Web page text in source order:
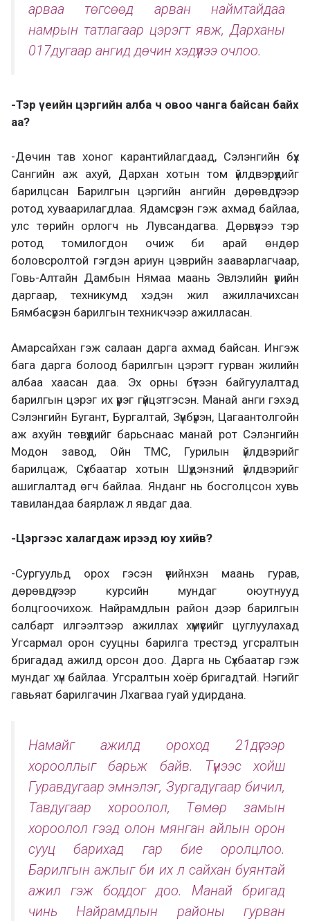
арваа төгсөөд арван наймтайдаа
намрын татлагаар цэрэгт явж, Дарханы
017дугаар ангид дөчин хэдүүлээ очлоо.
-Тэр үеийн цэргийн алба ч овоо чанга байсан байх
аа?
-Дөчин тав хоног карантийлагдаад, Сэлэнгийн бүх
Сангийн аж ахуй, Дархан хотын том үйлдвэрүүдийг
барилцсан Барилгын цэргийн ангийн дөрөвдүгээр
ротод хуваарилагдлаа. Ядамсүрэн гэж ахмад байлаа,
улс төрийн орлогч нь Лувсандагва. Дөрвүүлээ тэр
ротод томилогдон очиж би арай өндөр
боловсролтой гэгдэн ариун цэврийн зааварлагчаар,
Говь-Алтайн Дамбын Нямаа маань Эвлэлийн үүрийн
даргаар, техникумд хэдэн жил ажиллачихсан
Бямбасүрэн барилгын техникчээр ажилласан.
Амарсайхан гэж салаан дарга ахмад байсан. Ингэж
бага дарга болоод барилгын цэрэгт гурван жилийн
албаа хаасан даа. Эх орны бүтээн байгуулалтад
барилгын цэрэг их үүрэг гүйцэтгэсэн. Манай анги гэхэд
Сэлэнгийн Бугант, Бургалтай, Зүүнбүрэн, Цагаантолгойн
аж ахуйн төвүүдийг барьснаас манай рот Сэлэнгийн
Модон завод, Ойн ТМС, Гурилын үйлдвэрийг
барилцаж, Сүхбаатар хотын Шүдэнзний үйлдвэрийг
ашиглалтад өгч байлаа. Янданг нь босголцсон хувь
тавиландаа баярлаж л явдаг даа.
-Цэргээс халагдаж ирээд юу хийв?
-Сургуульд орох гэсэн үеийнхэн маань гурав,
дөрөвдүгээр курсийн мундаг оюутнууд
болцгоочихож. Найрамдлын район дээр барилгын
салбарт илгээлтээр ажиллах хүмүүсийг цуглуулахад
Угсармал орон сууцны барилга трестэд угсралтын
бригадад ажилд орсон доо. Дарга нь Сүхбаатар гэж
мундаг хүн байлаа. Угсралтын хоёр бригадтай. Нэгийг
гавьяат барилгачин Лхагваа гуай удирдана.
Намайг ажилд ороход 21дүгээр
хорооллыг барьж байв. Түүнээс хойш
Гуравдугаар эмнэлэг, Зургадугаар бичил,
Тавдугаар хороолол, Төмөр замын
хороолол гээд олон мянган айлын орон
сууц барихад гар бие оролцлоо.
Барилгын ажлыг би их л сайхан буянтай
ажил гэж боддог доо. Манай бригад
чинь Найрамдлын районы гурван